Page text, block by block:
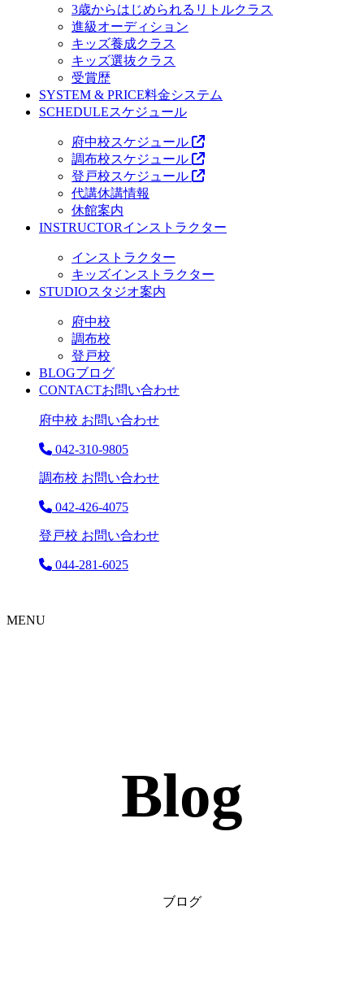
3歳からはじめられるリトルクラス
進級オーディション
キッズ養成クラス
キッズ選抜クラス
受賞歴
SYSTEM & PRICE料金システム
SCHEDULEスケジュール
府中校スケジュール
調布校スケジュール
登戸校スケジュール
代講休講情報
休館案内
INSTRUCTORインストラクター
インストラクター
キッズインストラクター
STUDIOスタジオ案内
府中校
調布校
登戸校
BLOGブログ
CONTACTお問い合わせ
府中校 お問い合わせ
042-310-9805
調布校 お問い合わせ
042-426-4075
登戸校 お問い合わせ
044-281-6025
MENU
Blog
ブログ